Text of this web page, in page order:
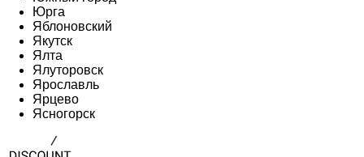
Юрга
Яблоновский
Якутск
Ялта
Ялуторовск
Ярославль
Ярцево
Ясногорск